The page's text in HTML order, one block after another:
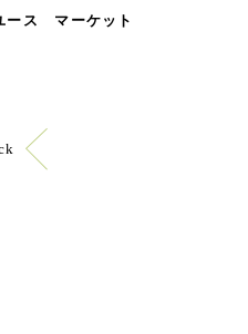
ース マーケット